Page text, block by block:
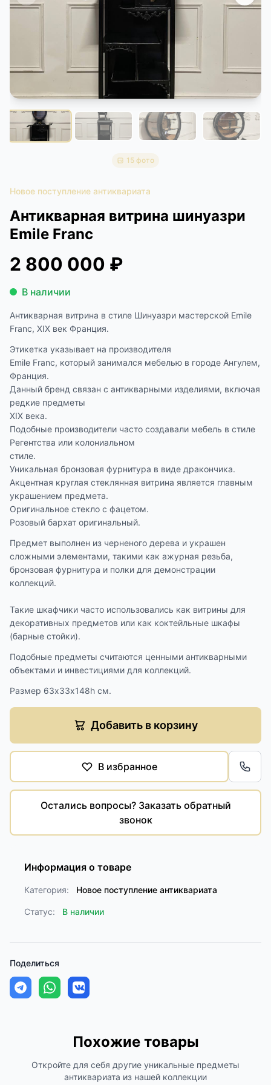
ДОСТАВКА И ОПЛАТА
15 фото
Новое поступление антиквариата
Антикварная витрина шинуазри
Emile Franc
2 800 000 ₽
В наличии
Антикварная витрина в стиле Шинуазри мастерской Emile
Franc, XIX век Франция.
Этикетка указывает на производителя
Emile Franc, который занимался мебелью в городе Ангулем,
Франция.
Данный бренд связан с антикварными изделиями, включая
редкие предметы
XIX века.
Подобные производители часто создавали мебель в стиле
Регентства или колониальном
стиле.
Уникальная бронзовая фурнитура в виде дракончика.
Акцентная круглая стеклянная витрина является главным
украшением предмета.
Оригинальное стекло с фацетом.
Розовый бархат оригинальный.
Предмет выполнен из черненого дерева и украшен
сложными элементами, такими как ажурная резьба,
бронзовая фурнитура и полки для демонстрации
коллекций.
Такие шкафчики часто использовались как витрины для
декоративных предметов или как коктейльные шкафы
(барные стойки).
Подобные предметы считаются ценными антикварными
объектами и инвестициями для коллекций.
Размер 63х33х148h см.
Добавить в корзину
В избранное
Остались вопросы? Заказать обратный
звонок
Информация о товаре
Категория: Новое поступление антиквариата
Статус: В наличии
Поделиться
Похожие товары
Откройте для себя другие уникальные предметы
антиквариата из нашей коллекции